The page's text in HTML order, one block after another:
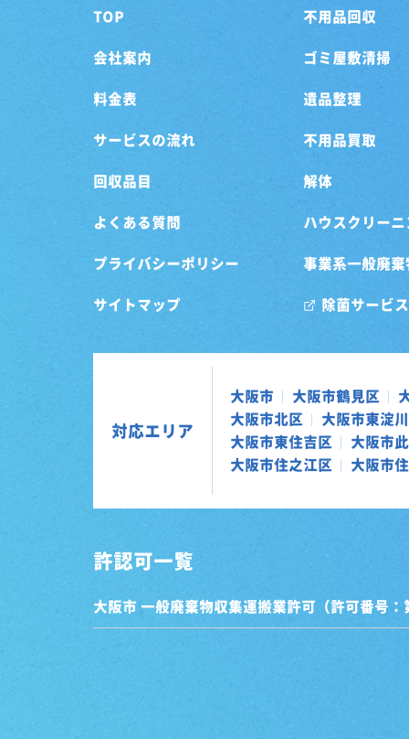
TOP
会社案内
料金表
サービスの流れ
回収品目
よくある質問
プライバシーポリシー
サイトマップ
不用品回収
ゴミ屋敷清掃
遺品整理
不用品買取
解体
ハウスクリーニ
事業系一般廃
除菌サービス
対応エリア
大阪市 大阪市鶴見区
大阪市北区
大阪市東淀
大阪市東住吉区
大阪市
大阪市住之江区
大阪市
許認可一覧
大阪市 一般廃棄物収集運搬業許可（許可番号